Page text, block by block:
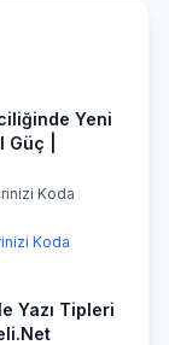
Yeni
|
Koda
Koda
Yazı Tipleri